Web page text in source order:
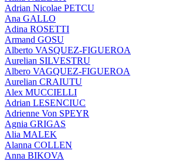
Adrian Nicolae PETCU
Ana GALLO
Adina ROSETTI
Armand GOSU
Alberto VASQUEZ-FIGUEROA
Aurelian SILVESTRU
Albero VAGQUEZ-FIGUEROA
Aurelian CRAIUTU
Alex MUCCIELLI
Adrian LESENCIUC
Adrienne Von SPEYR
Agnia GRIGAS
Alia MALEK
Alanna COLLEN
Anna BIKOVA